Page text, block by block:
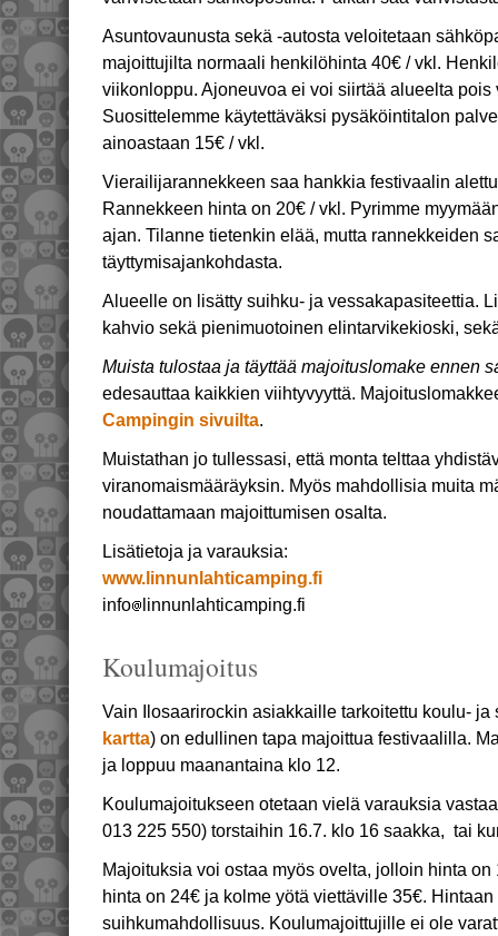
Asuntovaunusta sekä -autosta veloitetaan
majoittujilta normaali henkilöhinta 40€ / vkl.
viikonloppu. Ajoneuvoa ei voi siirtää alueelta
Suosittelemme käytettäväksi pysäköintitalon
ainoastaan 15€ / vkl.
Vierailijarannekkeen saa hankkia festivaalin
Rannekkeen hinta on 20€ / vkl. Pyrimme
ajan. Tilanne tietenkin elää, mutta rannekkeiden
täyttymisajankohdasta.
Alueelle on lisätty suihku- ja vessakapasiteettia.
kahvio sekä pienimuotoinen elintarvikekioski,
Muista tulostaa ja täyttää majoituslomake ennen
edesauttaa kaikkien viihtyvyyttä.
Campingin sivuilta.
Muistathan jo tullessasi, että monta telttaa
viranomaismääräyksin. Myös mahdollisia muita
noudattamaan majoittumisen osalta.
Lisätietoja ja varauksia:
www.linnunlahticamping.fi
info
linnunlahticamping.fi
Koulumajoitus
Vain Ilosaarirockin asiakkaille tarkoitettu koulu-
kartta) on edullinen tapa majoittua festivaalilla.
ja loppuu maanantaina klo 12.
Koulumajoitukseen otetaan vielä varauksia
013 225 550) torstaihin 16.7. klo 16 saakka, tai
Majoituksia voi ostaa myös ovelta, jolloin hinta
hinta on 24€ ja kolme yötä viettäville 35€.
suihkumahdollisuus. Koulumajoittujille ei ole